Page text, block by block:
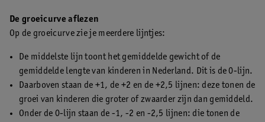
De groeicurve aflezen
Op de groeicurve zie je meerdere lijntjes:
De middelste lijn toont het gemiddelde gewicht of de
gemiddelde lengte van kinderen in Nederland. Dit is de 0-lijn.
Daarboven staan de +1, de +2 en de +2,5 lijnen: deze tonen de
groei van kinderen die groter of zwaarder zijn dan gemiddeld.
Onder de 0-lijn staan de -1, -2 en -2,5 lijnen: die tonen de